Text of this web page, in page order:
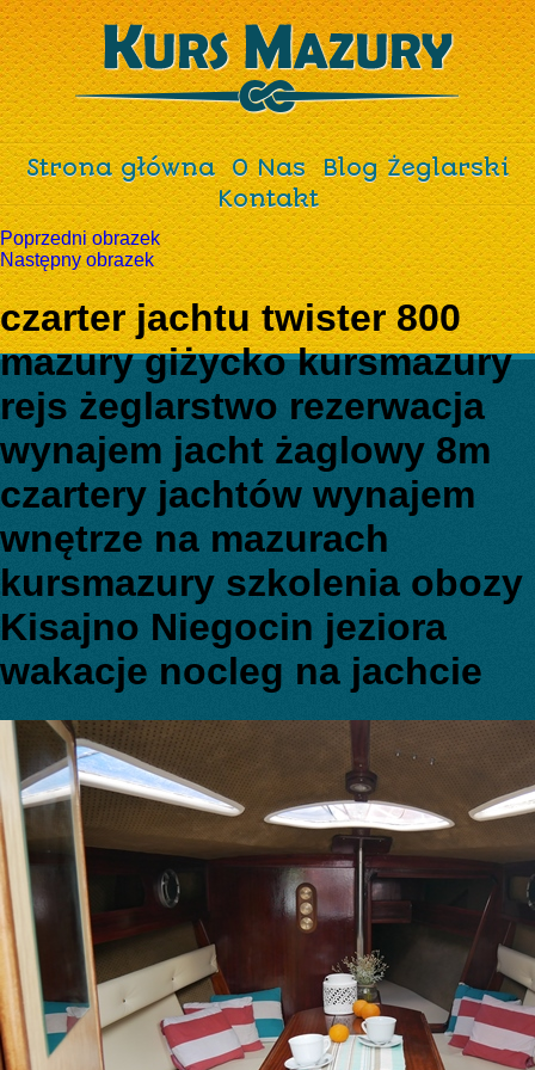
Strona główna O Nas
Blog Żeglarski
Kontakt
Poprzedni obrazek
Następny obrazek
czarter jachtu twister 800
mazury giżycko kursmazury
rejs żeglarstwo rezerwacja
wynajem jacht żaglowy 8m
czartery jachtów wynajem
wnętrze na mazurach
kursmazury szkolenia obozy
Kisajno Niegocin jeziora
wakacje nocleg na jachcie